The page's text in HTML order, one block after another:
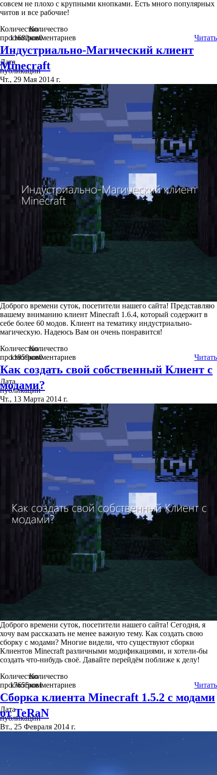
совсем не плохо с крупными кнопками. Есть много популярных
читов и все рабочие!
Количество
просмотров
11682
Количество
комментариев
0 Читать
Индустриально-Магический клиент
Minecraft
Дата
публикации
Чт., 29 Мая 2014 г.
Доброго времени суток, посетители нашего сайта! Представляю
вашему вниманию клиент Minecraft 1.6.4, который содержит в
себе более 60 модов. Клиент на тематику индустриально-
магическую. Надеюсь Вам он очень понравится!
Количество
просмотров
11959
Количество
комментариев
0 Читать
Как создать свой собственный Клиент с
модами?
Дата
публикации
Чт., 13 Марта 2014 г.
Доброго времени суток, посетители нашего сайта! Сегодня, я
хочу вам рассказать не менее важную тему. Как создать свою
сборку с модами? Многие видели, что существуют сборки
Клиентов Minecraft различными модификациями, и хотели-бы
создать что-нибудь своё. Давайте перейдём поближе к делу!
Количество
просмотров
17655
Количество
комментариев
1 Читать
Сборка клиента Minecraft 1.5.2 с модами
от TeRaN
Дата
публикации
Вт., 25 Февраля 2014 г.